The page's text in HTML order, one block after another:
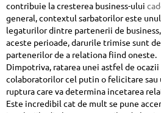
contribuie la cresterea business-ului
general, contextul sarbatorilor este
legaturilor dintre partenerii de
aceste perioade, darurile trimise sunt
partenerilor de a relationa fiind oneste.
Dimpotriva, ratarea unei astfel de
colaboratorilor cel putin o felicitare sau
ruptura care va determina incetarea
Este incredibil cat de mult se pune